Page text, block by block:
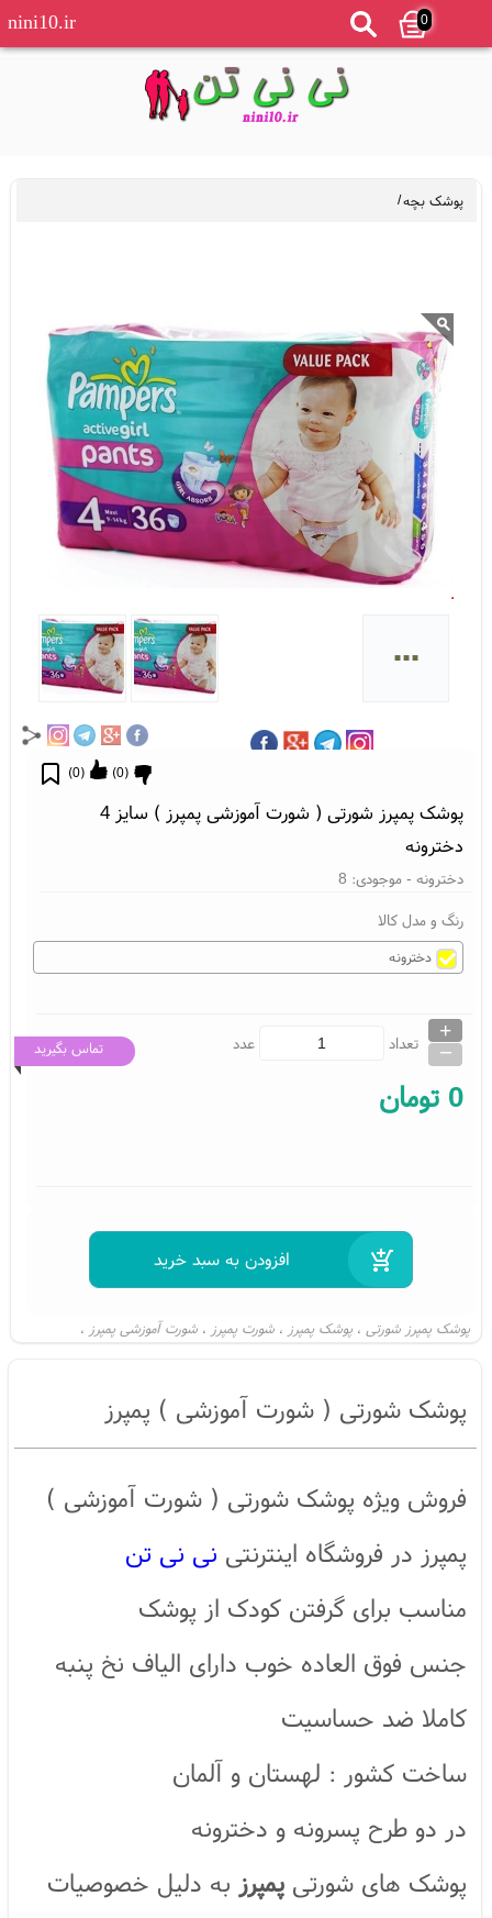
0
nini10.ir
پوشک بچه/
...
پوشک پمپرز شورتی ( شورت آموزشی پمپرز ) سایز 4
دخترونه
(
0
) (
0
)
دخترونه - موجودی: 8
رنگ و مدل کالا
دخترونه
تعداد
+
_ عدد تماس بگیرید
0 تومان
پوشک پمپرز شورتی ، پوشک پمپرز ، شورت پمپرز ، شورت آموزشی پمپرز ،
پوشک شورتی ( شورت آموزشی ) پمپرز
فروش ویژه پوشک شورتی ( شورت آموزشی )
پمپرز در فروشگاه اینترنتی نی نی تن
مناسب برای گرفتن کودک از پوشک
جنس فوق العاده خوب دارای الیاف نخ پنبه
کاملا ضد حساسیت
ساخت کشور : لهستان و آلمان
در دو طرح پسرونه و دخترونه
پوشک های شورتی پمپرز به دلیل خصوصیات